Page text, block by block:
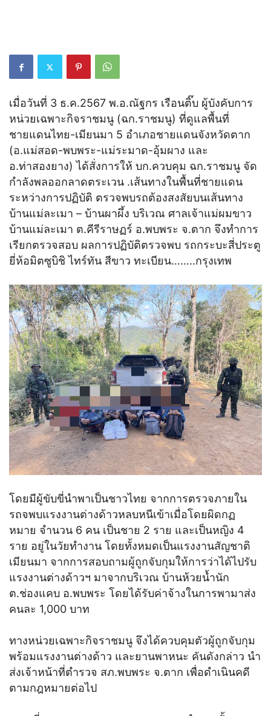
เมื่อวันที่ 3 ธ.ค.2567 พ.อ.ณัฐกร เรือนติ๊บ ผู้บังคับการ
หน่วยเฉพาะกิจราชมนู (ฉก.ราชมนู) ที่ดูแลพื้นที่
ชายแดนไทย-เมียนมา 5 อำเภอชายแดนจังหวัดตาก
(อ.แม่สอด-พบพระ-แม่ระมาด-อุ้มผาง และ
อ.ท่าสองยาง) ได้สั่งการให้ บก.ควบคุม ฉก.ราชมนู จัด
กำลังพลออกลาดตระเวน .เส้นทางในพื้นที่ชายแดน
ระหว่างการปฏิบัติ ตรวจพบรถต้องสงสัยบนเส้นทาง
บ้านแม่ละเมา – บ้านผาผึ้ง บริเวณ ศาลเจ้าแม่ผมขาว
บ้านแม่ละเมา ต.คีรีราษฏร์ อ.พบพระ จ.ตาก จึงทำการ
เรียกตรวจสอบ ผลการปฏิบัติตรวจพบ รถกระบะสี่ประตู
ยี่ห้อมิตซูบิชิ ไทร์ทัน สีขาว ทะเบียน……..กรุงเทพ
โดยมีผู้ขับขี่นำพาเป็นชาวไทย จากการตรวจภายใน
รถจพบแรงงานต่างด้าวหลบหนีเข้าเมื่อโดยผิดกฏ
หมาย จำนวน 6 คน เป็นชาย 2 ราย และเป็นหญิง 4
ราย อยู่ในวัยทำงาน โดยทั้งหมดเป็นแรงงานสัญชาติ
เมียนมา จากการสอบถามผู้ถูกจับกุมให้การว่าได้ไปรับ
แรงงานต่างด้าวฯ มาจากบริเวณ บ้านห้วยน้ำนัก
ต.ช่องแคบ อ.พบพระ โดยได้รับค่าจ้างในการพามาส่ง
คนละ 1,000 บาท
ทางหน่วยเฉพาะกิจราชมนู จึงได้ควบคุมตัวผู้ถูกจับกุม
พร้อมแรงงานต่างด้าว และยานพาหนะ คันดังกล่าว นำ
ส่งเจ้าหน้าที่ตำรวจ สภ.พบพระ จ.ตาก เพื่อดำเนินคดี
ตามกฎหมายต่อไป